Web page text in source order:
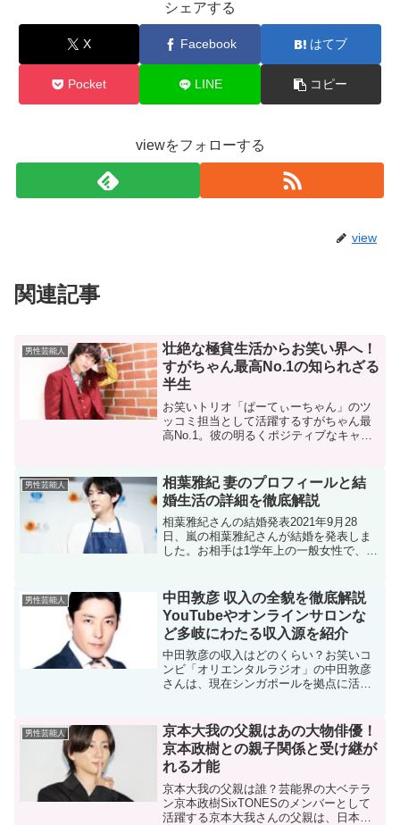
シェアする
X Facebook はてブ
Pocket LINE コピー
viewをフォローする
view
関連記事
男性芸能人
壮絶な極貧生活からお笑い界へ！
すがちゃん最高No.1の知られざる
半生
お笑いトリオ「ぱーてぃーちゃん」のツ
ッコミ担当として活躍するすがちゃん最
高No.1。彼の明るくポジティブなキャラ
から一人暮らしをしていたというエピソ
ードは衝撃的だ。こ...
男性芸能人
相葉雅紀 妻のプロフィールと結
婚生活の詳細を徹底解説
相葉雅紀さんの結婚発表2021年9月28
日、嵐の相葉雅紀さんが結婚を発表しま
した。お相手は1学年上の一般女性で、約
も結婚を発表したことで、ファンの間で
大きな話題となり...
男性芸能人
中田敦彦 収入の全貌を徹底解説
YouTubeやオンラインサロンな
ど多岐にわたる収入源を紹介
中田敦彦の収入はどのくらい？お笑いコ
ンビ「オリエンタルラジオ」の中田敦彦
さんは、現在シンガポールを拠点に活動
ビジネスを展開しています。その収入は
年間数億円にのぼると...
男性芸能人
京本大我の父親はあの大物俳優！
京本政樹との親子関係と受け継が
れる才能
京本大我の父親は誰？芸能界の大ベテラ
ン京本政樹SixTONESのメンバーとして
活躍する京本大我さんの父親は、日本を